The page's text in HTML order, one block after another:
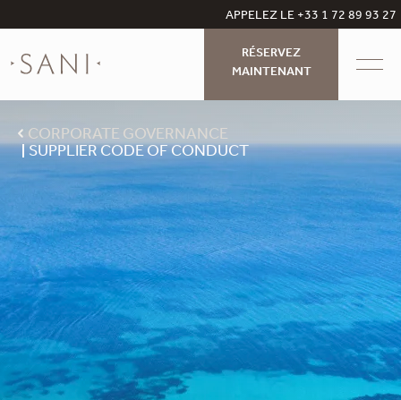
APPELEZ LE +33 1 72 89 93 27
RÉSERVEZ
MAINTENANT
CORPORATE GOVERNANCE
SUPPLIER CODE OF CONDUCT